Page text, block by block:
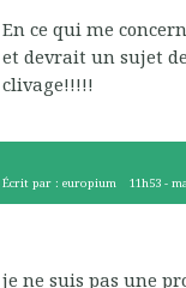
En ce qui me
et devrait un sujet
clivage!!!!!
Écrit par : europium 11h53 -
je ne suis pas une